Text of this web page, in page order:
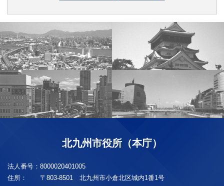
北九州市役所（本庁）
法人番号： 8000020401005
住所：
〒803-8501 北九州市小倉北区城内1番1号